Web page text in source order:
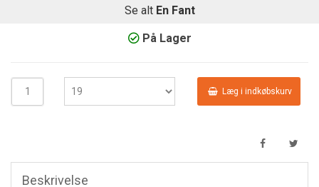
Se alt En Fant
På Lager
Læg i indkøbskurv
Beskrivelse